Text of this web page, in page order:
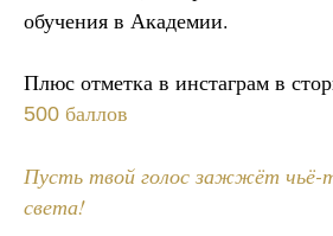
обучения в Академии.
Плюс отметка в инстаграм в
500 баллов
Пусть твой голос зажжёт чьё-
света!